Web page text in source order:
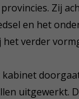
Zij
en het
verder
uitgewerkt.